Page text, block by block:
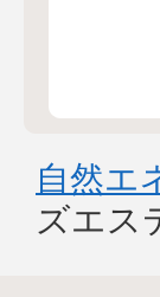
自然エ
ズエス